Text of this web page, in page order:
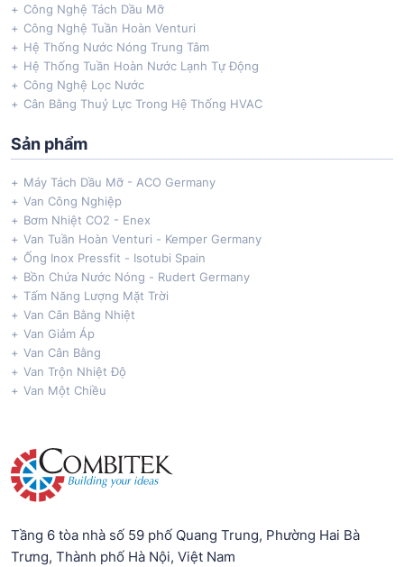
Công Nghệ Tách Dầu Mỡ
Công Nghệ Tuần Hoàn Venturi
Hệ Thống Nước Nóng Trung Tâm
Hệ Thống Tuần Hoàn Nước Lạnh Tự Động
Công Nghệ Lọc Nước
Cân Bằng Thuỷ Lực Trong Hệ Thống HVAC
Sản phẩm
Máy Tách Dầu Mỡ - ACO Germany
Van Công Nghiệp
Bơm Nhiệt CO2 - Enex
Van Tuần Hoàn Venturi - Kemper Germany
Ống Inox Pressfit - Isotubi Spain
Bồn Chứa Nước Nóng - Rudert Germany
Tấm Năng Lượng Mặt Trời
Van Cân Bằng Nhiệt
Van Giảm Áp
Van Cân Bằng
Van Trộn Nhiệt Độ
Van Một Chiều
Tầng 6 tòa nhà số 59 phố Quang Trung, Phường Hai Bà
Trưng, Thành phố Hà Nội, Việt Nam